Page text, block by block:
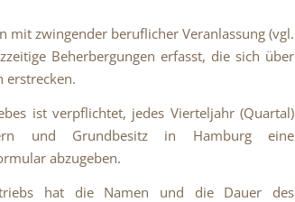
mit zwingender beruflicher Veranlassung (vgl.
Beherbergungen erfasst, die sich über
erstrecken.
ist verpflichtet, jedes Vierteljahr (Quartal)
und Grundbesitz in Hamburg eine
abzugeben.
hat die Namen und die Dauer des